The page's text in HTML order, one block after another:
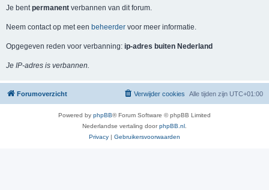
Je bentpermanent verbannen van dit forum.
Neem contact op met een beheerder voor meer informatie.
Opgegeven reden voor verbanning: ip-adres buiten Nederland
Je IP-adres is verbannen.
Forumoverzicht Alle tijden zijn UTC+01:00
Verwijder cookies
Powered by phpBB® Forum Software © phpBB Limited
Nederlandse vertaling doorphpBB.nl
Privacy | Gebruikersvoorwaarden